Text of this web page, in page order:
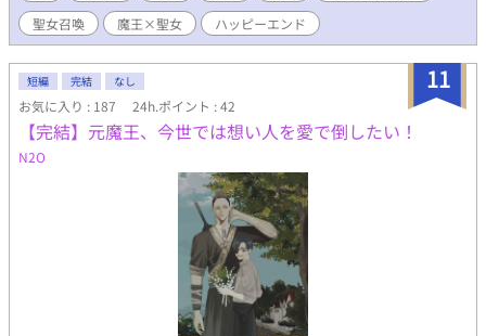
聖女召喚
魔王×聖女 ハッピーエンド
11
短編 完結 なし
お気に入り : 187 24h.ポイント : 42
【完結】元魔王、今世では想い人を愛で倒したい！
N2O